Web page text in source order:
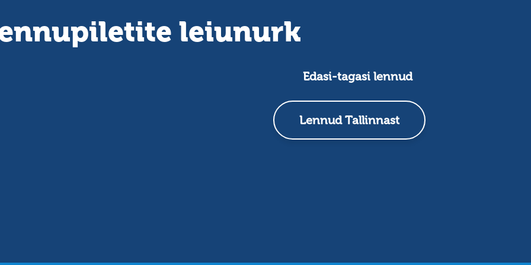
Edasi-tagasi lennud
Lennud Tallinnast
leiunurk